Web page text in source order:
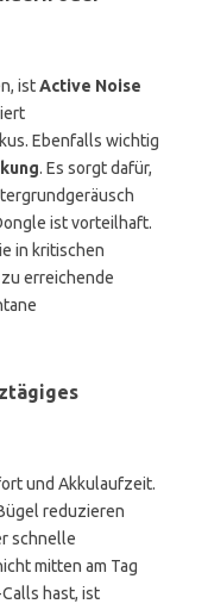
istActive Noise
Ebenfalls wichtig
. Es sorgt dafür,
ist vorteilhaft.
in kritischen
erreichende
und Akkulaufzeit.
reduzieren
schnelle
mitten am Tag
hast, ist